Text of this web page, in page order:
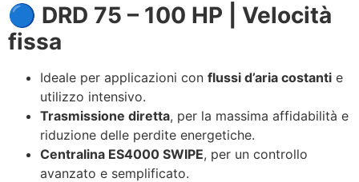
🔵 DRD 75 – 100 HP | Velocità
fissa
Ideale per applicazioni con flussi d’aria costanti e
utilizzo intensivo.
Trasmissione diretta, per la massima affidabilità e
riduzione delle perdite energetiche.
Centralina ES4000 SWIPE, per un controllo
avanzato e semplificato.